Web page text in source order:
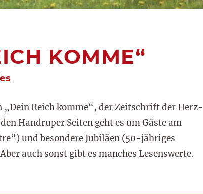
KOMME“
„Dein Reich komme“, der Zeitschrift der Herz-
Handruper Seiten geht es um Gäste am
und besondere Jubiläen (50-jähriges
auch sonst gibt es manches Lesenswerte.